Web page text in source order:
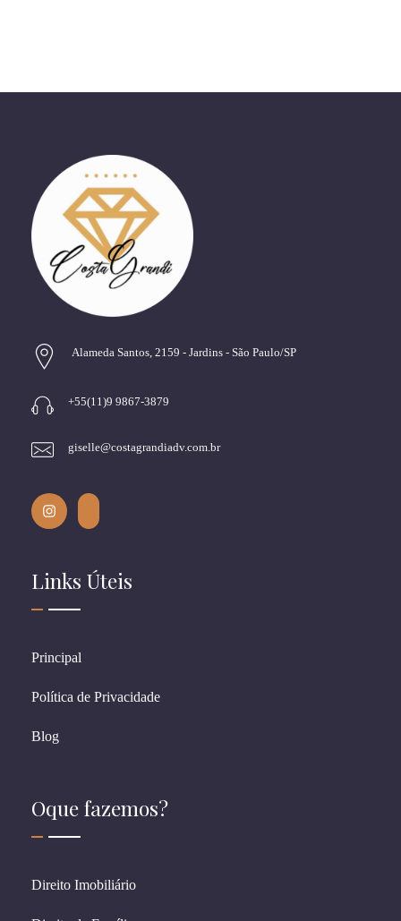
Alameda Santos, 2159 - Jardins - São Paulo/SP
+55(11)9 9867-3879
giselle@costagrandiadv.com.br
Links Úteis
Principal
Política de Privacidade
Blog
Oque fazemos?
Direito Imobiliário